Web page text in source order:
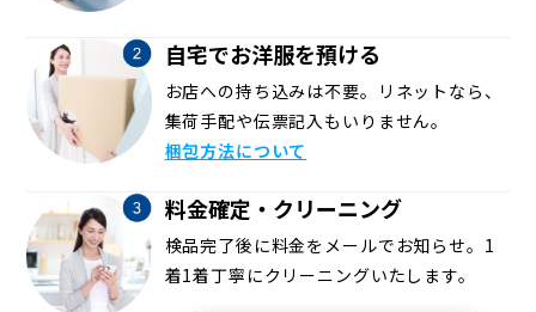
自宅でお洋服を預ける
お店への持ち込みは不要。リネットなら、
集荷手配や伝票記入もいりません。
梱包方法について
料金確定・クリーニング
検品完了後に料金をメールでお知らせ。1
着1着丁寧にクリーニングいたします。